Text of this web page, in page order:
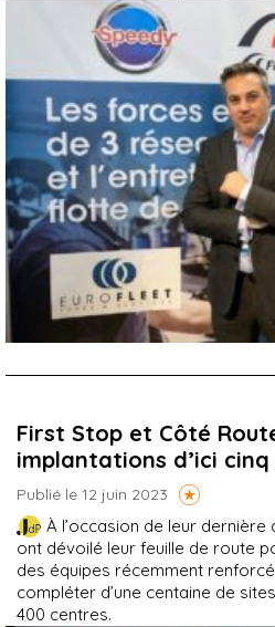
First Stop et Côté
implantations d’ici cinq
Publié le 12 juin 2023
À l’occasion de leur
ont dévoilé leur feuille de route
des équipes récemment
compléter d’une centaine de
400 centres.